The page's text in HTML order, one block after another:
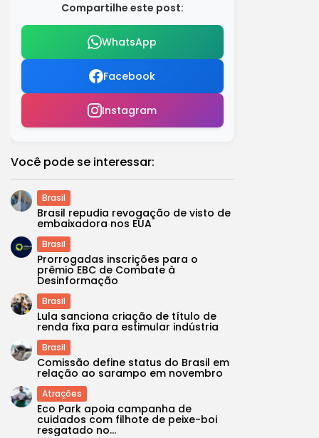
Compartilhe este post:
WhatsApp
Facebook
Instagram
Você pode se interessar:
Brasil
Brasil repudia revogação de visto de
embaixadora nos EUA
Brasil
Prorrogadas inscrições para o
prêmio EBC de Combate à
Desinformação
Brasil
Lula sanciona criação de título de
renda fixa para estimular indústria
Brasil
Comissão define status do Brasil em
relação ao sarampo em novembro
Atrações
Eco Park apoia campanha de
cuidados com filhote de peixe-boi
resgatado no...